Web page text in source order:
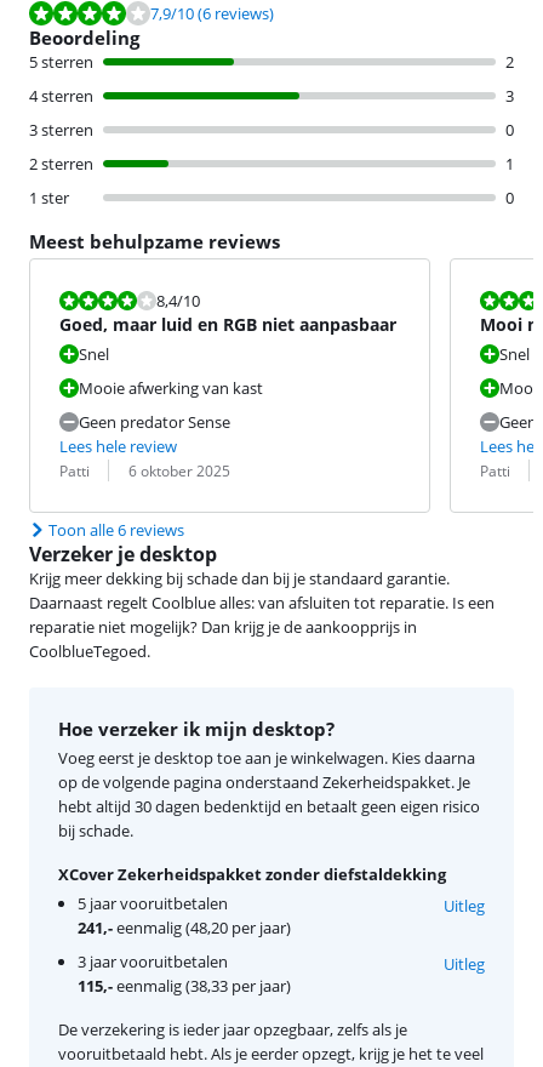
Beoordeling is 7,9 van de 10, gebaseerd op 6 reviews.
7,9/10(6 reviews)
Beoordeling
5 sterren
2
4 sterren
3
3 sterren
0
2 sterren
1
1 ster
0
Meest behulpzame reviews
Beoordeling is 8,4 van de 10.
8,4/10
Goed, maar luid en RGB niet aanpasbaar
Snel
Mooie afwerking van kast
Geen predator Sense
Lees hele review
Beoordeling door:
Patti
Datum: 6 oktober 2025
Mooi
Snel
Mooi
Geen
Lees
Patti
Datum:
Toon alle 6 reviews
Verzeker je desktop
Krijg meer dekking bij schade dan bij je standaard garantie.
Daarnaast regelt Coolblue alles: van afsluiten tot reparatie. Is een
reparatie niet mogelijk? Dan krijg je de aankoopprijs in
CoolblueTegoed.
Hoe verzeker ik mijn desktop?
Voeg eerst je desktop toe aan je winkelwagen. Kies daarna
op de volgende pagina onderstaand Zekerheidspakket. Je
hebt altijd 30 dagen bedenktijd en betaalt geen eigen risico
bij schade.
XCover Zekerheidspakket zonder diefstaldekking
5 jaar vooruitbetalen
241,-eenmalig (48,20 per jaar)
Uitleg
3 jaar vooruitbetalen
115,-eenmalig (38,33 per jaar)
Uitleg
De verzekering is ieder jaar opzegbaar, zelfs als je
vooruitbetaald hebt. Als je eerder opzegt, krijg je het te veel